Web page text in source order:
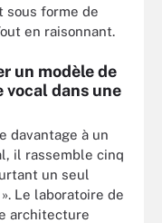
forme de
en raisonnant.
un modèle de
vocal dans une
davantage à un
il rassemble cinq
un seul
Le laboratoire de
architecture